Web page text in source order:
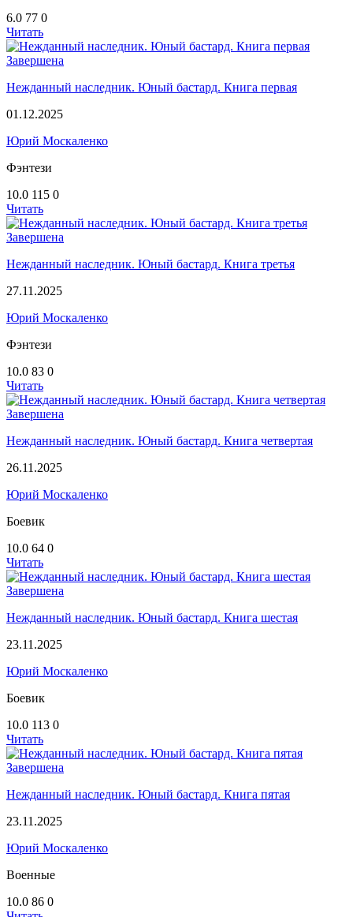
6.0 77 0
Читать
Завершена
Нежданный наследник. Юный бастард. Книга первая
01.12.2025
Юрий Москаленко
Фэнтези
10.0 115 0
Читать
Завершена
Нежданный наследник. Юный бастард. Книга третья
27.11.2025
Юрий Москаленко
Фэнтези
10.0 83 0
Читать
Завершена
Нежданный наследник. Юный бастард. Книга четвертая
26.11.2025
Юрий Москаленко
Боевик
10.0 64 0
Читать
Завершена
Нежданный наследник. Юный бастард. Книга шестая
23.11.2025
Юрий Москаленко
Боевик
10.0 113 0
Читать
Завершена
Нежданный наследник. Юный бастард. Книга пятая
23.11.2025
Юрий Москаленко
Военные
10.0 86 0